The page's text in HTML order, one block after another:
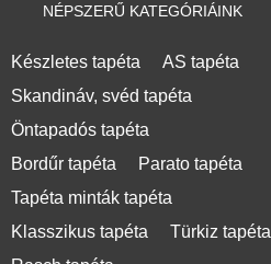
NÉPSZERŰ KATEGÓRIÁINK
Készletes tapéta
AS tapéta
Skandináv, svéd tapéta
Öntapadós tapéta
Bordűr tapéta
Parato tapéta
Tapéta minták tapéta
Klasszikus tapéta
Türkiz tapéta